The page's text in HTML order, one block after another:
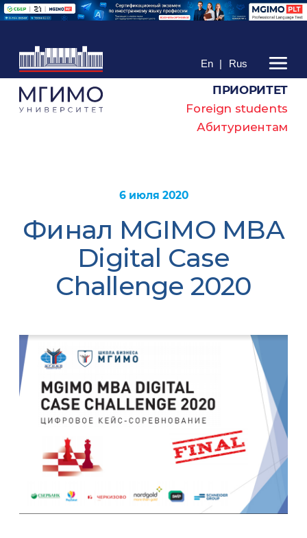
En | Rus
ПРИОРИТЕТ
Foreign students
Абитуриентам
6 июля 2020
Финал MGIMO MBA
Digital Case
Challenge 2020